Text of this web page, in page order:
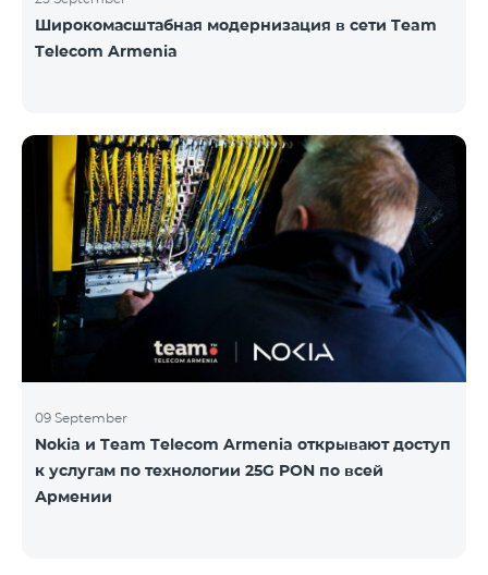
Широкомасштабная модернизация в сети Team
Telecom Armenia
09 September
Nokia и Team Telecom Armenia открывают доступ
к услугам по технологии 25G PON по всей
Армении